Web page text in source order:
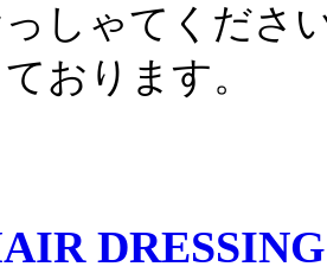
しゃてくださ
おります。
DRESSING